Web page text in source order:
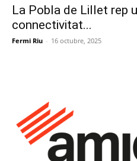
La Pobla de Lillet rep
connectivitat...
Fermi Riu - 16 octubre, 2025